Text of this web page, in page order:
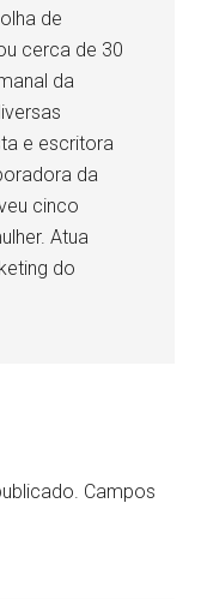
de
cerca de 30
da
e escritora
da
cinco
Atua
do
Campos